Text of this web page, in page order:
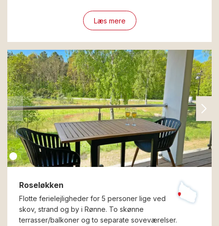
Læs mere
Roseløkken
Flotte ferielejligheder for 5 personer lige ved
skov, strand og by i Rønne. To skønne
terrasser/balkoner og to separate soveværelser.